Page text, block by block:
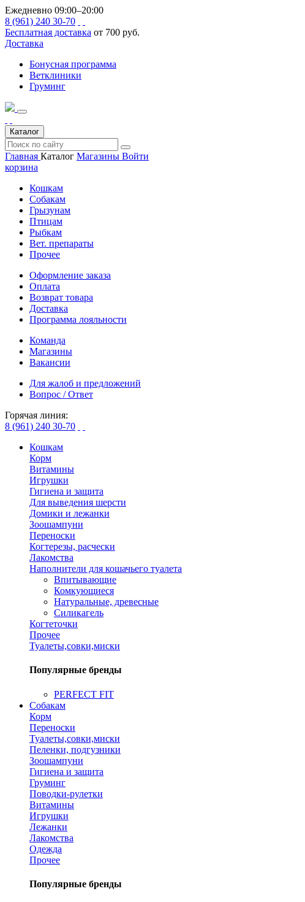
Ежедневно 09:00–20:00
8 (961) 240 30-70
Бесплатная доставка от 700 руб.
Доставка
Бонусная программа
Ветклиники
Груминг
Каталог
Главная Каталог Магазины Войти
корзина
Кошкам
Собакам
Грызунам
Птицам
Рыбкам
Вет. препараты
Прочее
Оформление заказа
Оплата
Возврат товара
Доставка
Программа лояльности
Команда
Магазины
Вакансии
Для жалоб и предложений
Вопрос / Ответ
Горячая линия:
8 (961) 240 30-70
Кошкам
Корм
Витамины
Игрушки
Гигиена и защита
Для выведения шерсти
Домики и лежанки
Зоошампуни
Переноски
Когтерезы, расчески
Лакомства
Наполнители для кошачьего туалета
Впитывающие
Комкующиеся
Натуральные, древесные
Силикагель
Когтеточки
Прочее
Туалеты,совки,миски
Популярные бренды
PERFECT FIT
Собакам
Корм
Переноски
Туалеты,совки,миски
Пеленки, подгузники
Зоошампуни
Гигиена и защита
Груминг
Поводки-рулетки
Витамины
Игрушки
Лежанки
Лакомства
Одежда
Прочее
Популярные бренды